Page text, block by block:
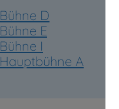
Bühne D
Bühne E
Bühne I
Hauptbühne A